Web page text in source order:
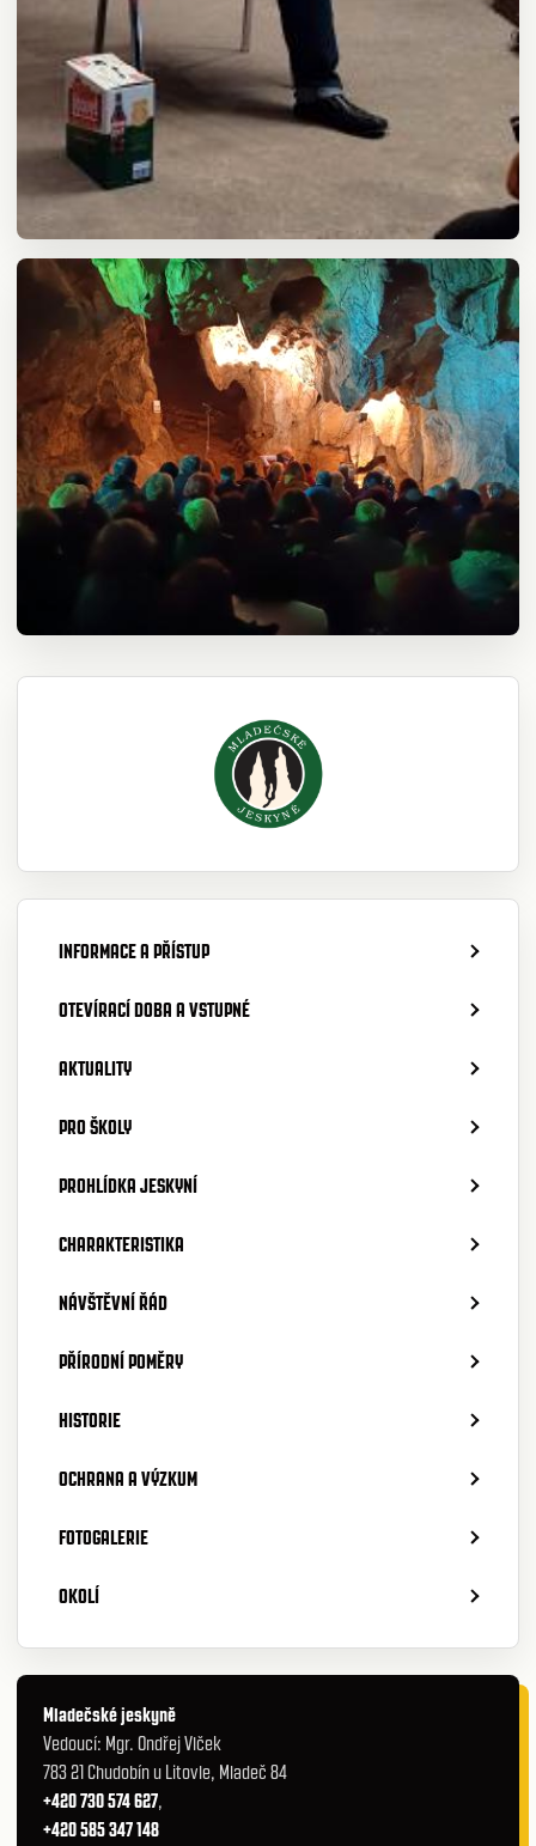
INFORMACE A PŘÍSTUP
OTEVÍRACÍ DOBA A VSTUPNÉ
AKTUALITY
PRO ŠKOLY
PROHLÍDKA JESKYNÍ
CHARAKTERISTIKA
NÁVŠTĚVNÍ ŘÁD
PŘÍRODNÍ POMĚRY
HISTORIE
OCHRANA A VÝZKUM
FOTOGALERIE
OKOLÍ
Mladečské jeskyně
Vedoucí: Mgr. Ondřej Vlček
783 21 Chudobín u Litovle, Mladeč 84
+420 730 574 627,
+420 585 347 148